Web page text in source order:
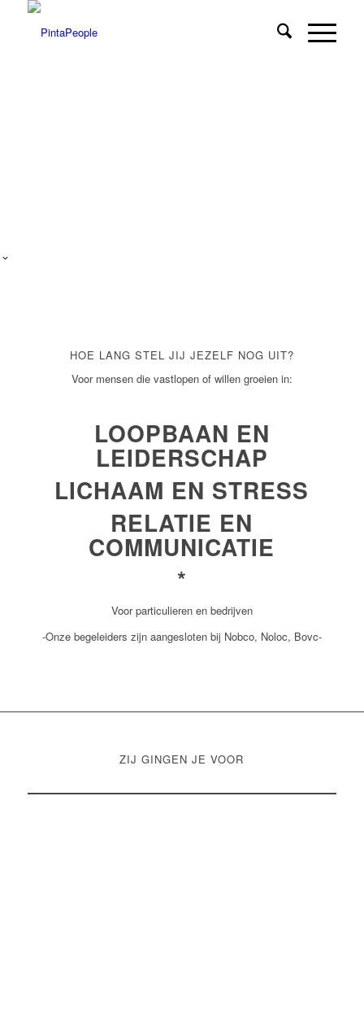
HOE LANG STEL JIJ JEZELF NOG UIT?
Voor mensen die vastlopen of willen groeien in:
LOOPBAAN EN
LEIDERSCHAP
LICHAAM EN STRESS
RELATIE EN
COMMUNICATIE
*
Voor particulieren en bedrijven
-Onze begeleiders zijn aangesloten bij Nobco, Noloc, Bovc-
ZIJ GINGEN JE VOOR